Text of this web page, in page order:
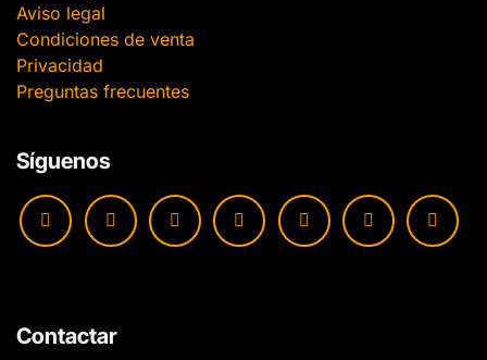
Aviso legal
Condiciones de venta
Privacidad
Preguntas frecuentes
Síguenos
Contactar